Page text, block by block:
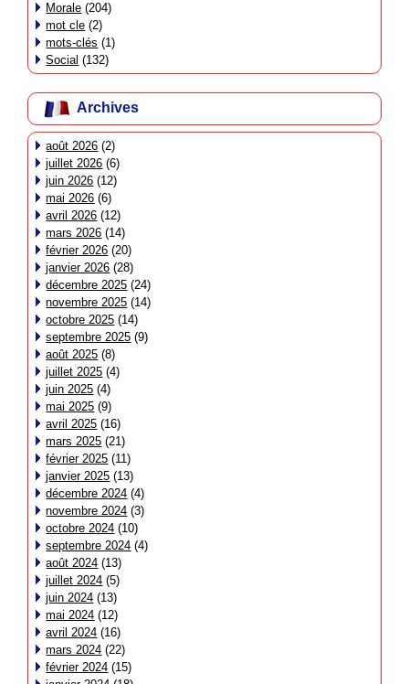
Morale (204)
mot cle (2)
mots-clés (1)
Social (132)
Archives
août 2026 (2)
juillet 2026 (6)
juin 2026 (12)
mai 2026 (6)
avril 2026 (12)
mars 2026 (14)
février 2026 (20)
janvier 2026 (28)
décembre 2025 (24)
novembre 2025 (14)
octobre 2025 (14)
septembre 2025 (9)
août 2025 (8)
juillet 2025 (4)
juin 2025 (4)
mai 2025 (9)
avril 2025 (16)
mars 2025 (21)
février 2025 (11)
janvier 2025 (13)
décembre 2024 (4)
novembre 2024 (3)
octobre 2024 (10)
septembre 2024 (4)
août 2024 (13)
juillet 2024 (5)
juin 2024 (13)
mai 2024 (12)
avril 2024 (16)
mars 2024 (22)
février 2024 (15)